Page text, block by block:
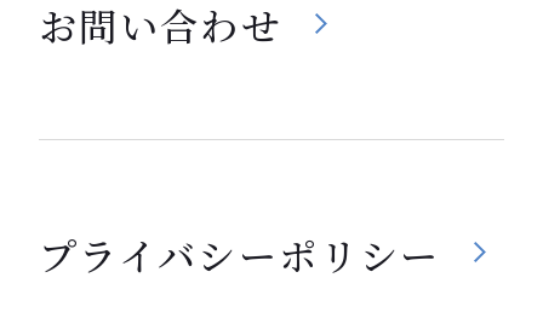
お問い合わせ
プライバシーポリシー